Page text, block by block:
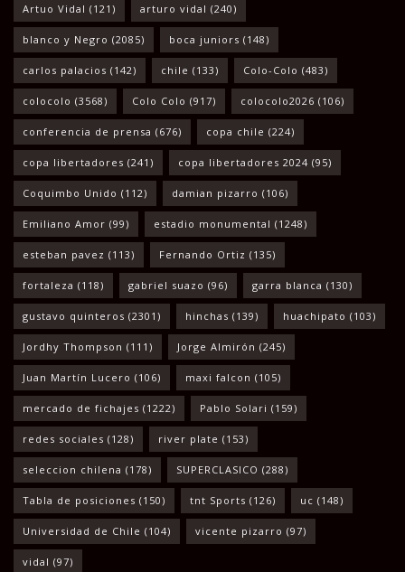
Artuo Vidal (121) arturo vidal (240)
blanco y Negro (2085) boca juniors (148)
carlos palacios (142) chile (133) Colo-Colo (483)
colocolo (3568) Colo Colo (917) colocolo2026 (106)
conferencia de prensa (676) copa chile (224)
copa libertadores (241) copa libertadores 2024 (95)
Coquimbo Unido (112) damian pizarro (106)
Emiliano Amor (99) estadio monumental (1248)
esteban pavez (113) Fernando Ortiz (135)
fortaleza (118) gabriel suazo (96) garra blanca (130)
gustavo quinteros (2301) hinchas (139) huachipato (103)
Jordhy Thompson (111) Jorge Almirón (245)
Juan Martín Lucero (106) maxi falcon (105)
mercado de fichajes (1222) Pablo Solari (159)
redes sociales (128) river plate (153)
seleccion chilena (178) SUPERCLASICO (288)
Tabla de posiciones (150) tnt Sports (126) uc (148)
Universidad de Chile (104) vicente pizarro (97)
vidal (97)